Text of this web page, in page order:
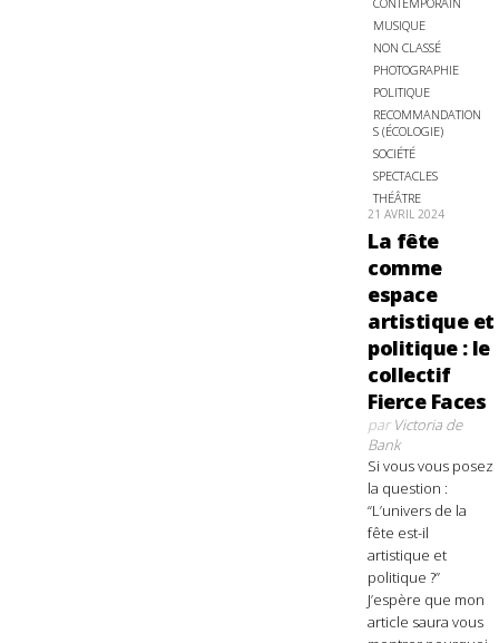
MUSIQUE
NON CLASSÉ
PHOTOGRAPHIE
POLITIQUE
RECOMMANDATION
S (ÉCOLOGIE)
SOCIÉTÉ
SPECTACLES
THÉÂTRE
21 AVRIL 2024
La fête
comme
espace
artistique et
politique : le
collectif
Fierce Faces
parVictoria de
Bank
Si vous vous posez
la question :
“L’univers de la
fête est-il
artistique et
politique ?”
J’espère que mon
article saura vous